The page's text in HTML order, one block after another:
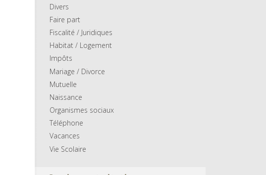
Divers
Faire part
Fiscalité / Juridiques
Habitat / Logement
Impôts
Mariage / Divorce
Mutuelle
Naissance
Organismes sociaux
Téléphone
Vacances
Vie Scolaire